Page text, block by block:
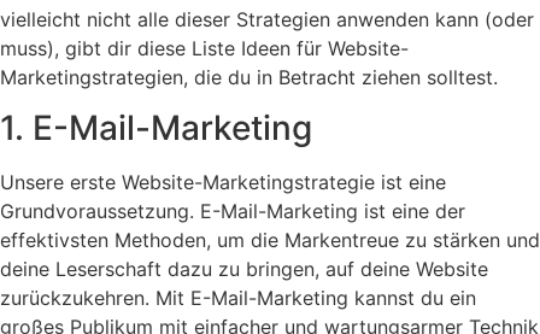
vielleicht nicht alle dieser Strategien anwenden kann (oder
muss), gibt dir diese Liste Ideen für Website-
Marketingstrategien, die du in Betracht ziehen solltest.
1. E-Mail-Marketing
Unsere erste Website-Marketingstrategie ist eine
Grundvoraussetzung. E-Mail-Marketing ist eine der
effektivsten Methoden, um die Markentreue zu stärken und
deine Leserschaft dazu zu bringen, auf deine Website
zurückzukehren. Mit E-Mail-Marketing kannst du ein
großes Publikum mit einfacher und wartungsarmer Technik